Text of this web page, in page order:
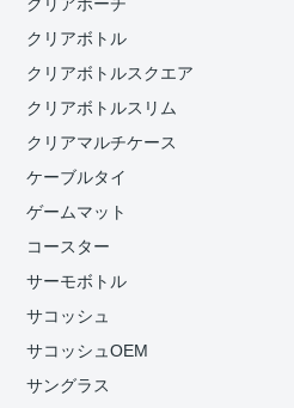
クリアボトル
クリアボトルスクエア
クリアボトルスリム
クリアマルチケース
ケーブルタイ
ゲームマット
コースター
サーモボトル
サコッシュ
サコッシュOEM
サングラス